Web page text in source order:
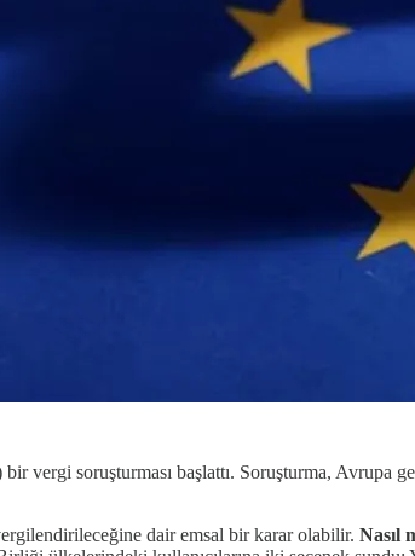
vergi soruşturması başlattı. Soruşturma, Avrupa
dair emsal bir karar olabilir. Nasıl